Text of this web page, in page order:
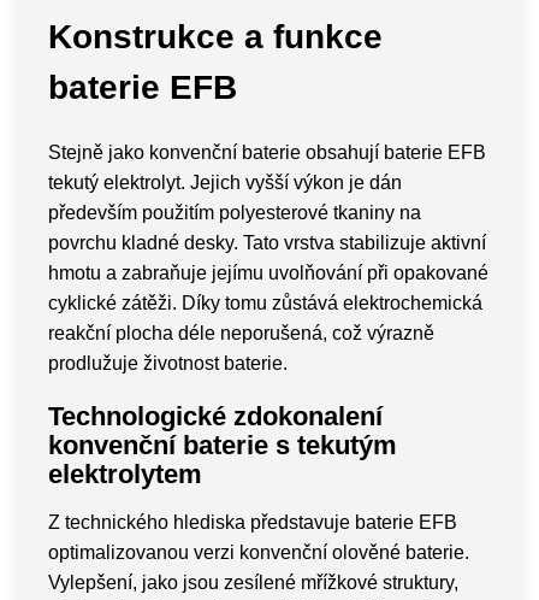
Konstrukce a funkce
baterie EFB
Stejně jako konvenční baterie obsahují baterie EFB
tekutý elektrolyt. Jejich vyšší výkon je dán
především použitím polyesterové tkaniny na
povrchu kladné desky. Tato vrstva stabilizuje aktivní
hmotu a zabraňuje jejímu uvolňování při opakované
cyklické zátěži. Díky tomu zůstává elektrochemická
reakční plocha déle neporušená, což výrazně
prodlužuje životnost baterie.
Technologické zdokonalení
konvenční baterie s tekutým
elektrolytem
Z technického hlediska představuje baterie EFB
optimalizovanou verzi konvenční olověné baterie.
Vylepšení, jako jsou zesílené mřížkové struktury,